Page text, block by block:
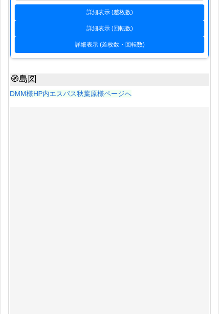
詳細表示 (差枚数)
詳細表示 (回転数)
詳細表示 (差枚数・回転数)
🧭島図
DMM様HP内エスパス秋葉原様ページへ